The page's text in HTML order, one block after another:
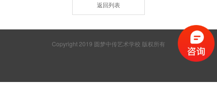
返回列表
Copyright 2019 圆梦中传艺术学校 版权所有